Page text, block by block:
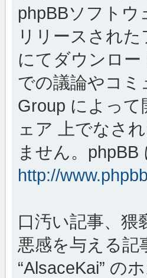
phpBBソフトウ
リリースされ
にてダウンロ
での議論やコミ
Group によっ
ェア 上でなさ
ません。
http://
口汚い記事、猥
悪感を与える記
“AlsaceKai” の